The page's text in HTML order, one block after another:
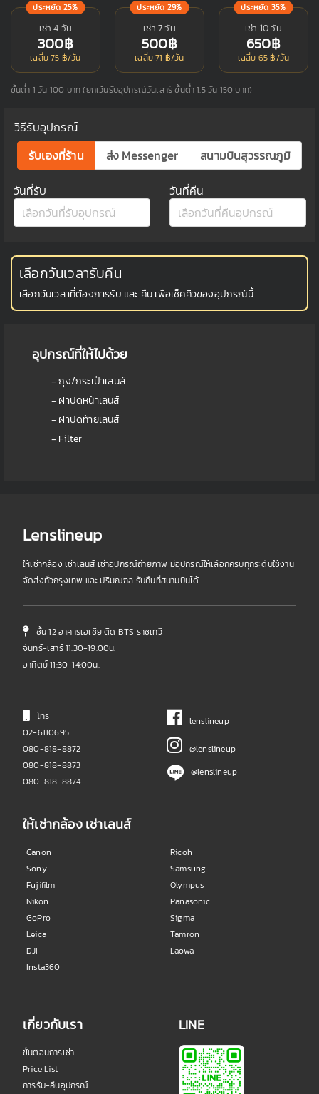
ประหยัด 25%
เช่า 4 วัน
300฿
เฉลี่ย 75 ฿/วัน
ประหยัด 29%
เช่า 7 วัน
500฿
เฉลี่ย 71 ฿/วัน
ประหยัด 35%
เช่า 10 วัน
650฿
เฉลี่ย 65 ฿/วัน
ขั้นต่ำ 1 วัน 100 บาท (ยกเว้นรับอุปกรณ์วันเสาร์ ขั้นต่ำ 1.5 วัน 150 บาท)
วิธีรับอุปกรณ์
รับเองที่ร้าน
ส่ง Messenger สนามบินสุวรรณภูมิ
วันที่รับ วันที่คืน
เลือกวันเวลารับคืน
เลือกวันเวลาที่ต้องการรับ และ คืน เพื่อเช็คคิวของอุปกรณ์นี้
อุปกรณ์ที่ให้ไปด้วย
- ถุง/กระเป๋าเลนส์
- ฝาปิดหน้าเลนส์
- ฝาปิดท้ายเลนส์
- Filter
Lenslineup
ให้เช่ากล้อง เช่าเลนส์ เช่าอุปกรณ์ถ่ายภาพ มีอุปกรณ์ให้เลือกครบทุกระดับใช้งาน
จัดส่งทั่วกรุงเทพ และ ปริมณฑล รับคืนที่สนามบินได้
ชั้น 12 อาคารเอเชีย ติด BTS ราชเทวี
จันทร์-เสาร์ 11.30-19.00น.
อาทิตย์ 11:30-14:00น.
โทร
02-6110695
080-818-8872
080-818-8873
080-818-8874
lenslineup
@lenslineup
@lenslineup
ให้เช่ากล้อง เช่าเลนส์
Canon
Sony
Fujifilm
Nikon
GoPro
Leica
DJI
Insta360
Ricoh
Samsung
Olympus
Panasonic
Sigma
Tamron
Laowa
เกี่ยวกับเรา
ขั้นตอนการเช่า
Price List
การรับ-คืนอุปกรณ์
LINE